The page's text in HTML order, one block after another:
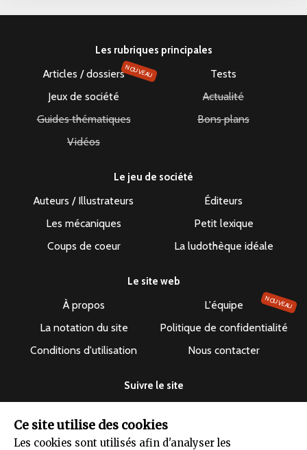
Ce site utilise des cookies
Les cookies sont utilisés afin d'analyser les
Les rubriques principales
Articles / dossiersNOUVEAU
Tests
Jeux de société
Actualité
Guides thématiques
Bons plans
Vidéos
Le jeu de société
Auteurs / Illustrateurs
Éditeurs
Les mécaniques
Petit lexique
Coups de coeur
La ludothèque idéale
Le site web
À propos L'équipe NOUVEAU
La notation du site
Politique de confidentialité
Conditions d'utilisation
Nous contacter
Suivre le site